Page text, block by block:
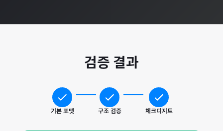
검증 결과
기본 포맷 구조 검증 체크디지트